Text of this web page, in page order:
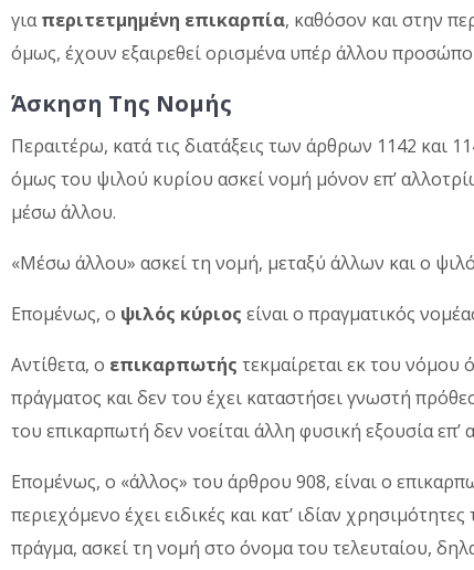
γιαπεριτετμημένη επικαρπία, καθόσον και στην
όμως, έχουν εξαιρεθεί ορισμένα υπέρ άλλου
Άσκηση Της Νομής
Περαιτέρω, κατά τις διατάξεις των άρθρων 1142 και
όμως του ψιλού κυρίου ασκεί νομή μόνον επ’
μέσω άλλου.
«Μέσω άλλου» ασκεί τη νομή, μεταξύ άλλων και ο
Επομένως, ο ψιλός κύριος είναι ο πραγματικός
Αντίθετα, ο επικαρπωτής τεκμαίρεται εκ του νόμου
πράγματος και δεν του έχει καταστήσει γνωστή
του επικαρπωτή δεν νοείται άλλη φυσική εξουσία
Επομένως, ο «άλλος» του άρθρου 908, είναι ο
περιεχόμενο έχει ειδικές και κατ’ ιδίαν
πράγμα, ασκεί τη νομή στο όνομα του τελευταίου,